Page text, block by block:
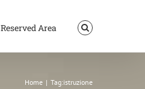
Reserved Area
Home | Tag:istruzione